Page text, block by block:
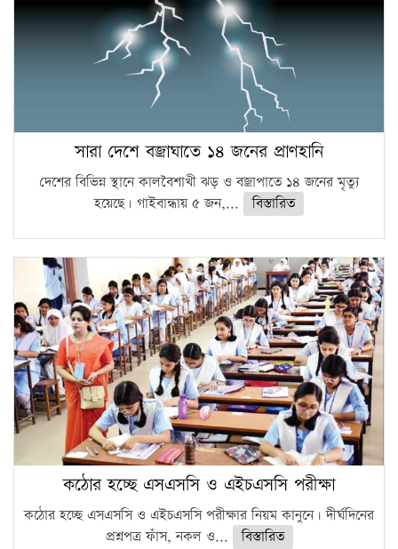
সারা দেশে বজ্রাঘাতে ১৪ জনের প্রাণহানি
দেশের বিভিন্ন স্থানে কালবৈশাখী ঝড় ও বজ্রাপাতে ১৪ জনের মৃত্যু
হয়েছে। গাইবান্ধায় ৫ জন,...
বিস্তারিত
কঠোর হচ্ছে এসএসসি ও এইচএসসি পরীক্ষা
কঠোর হচ্ছে এসএসসি ও এইচএসসি পরীক্ষার নিয়ম কানুনে। দীর্ঘদিনের
প্রশ্নপত্র ফাঁস, নকল ও...
বিস্তারিত